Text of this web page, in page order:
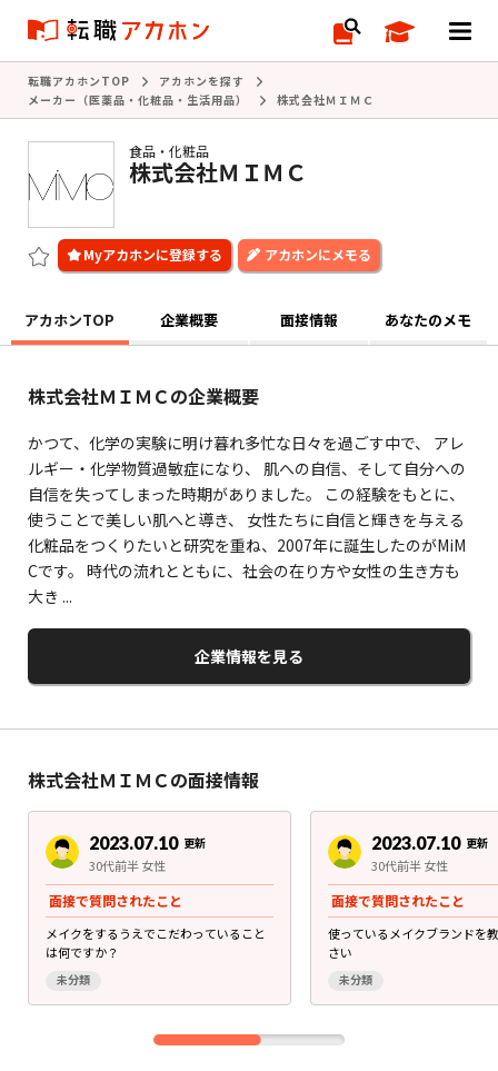
転職アカホンTOP
アカホンを探す
メーカー（医薬品・化粧品・生活用品）
株式会社ＭＩＭＣ
食品・化粧品
株式会社ＭＩＭＣ
アカホンにメモる
アカホンTOP 企業概要 面接情報 あなたのメモ
株式会社ＭＩＭＣの企業概要
かつて、化学の実験に明け暮れ多忙な日々を過ごす中で、 アレ
ルギー・化学物質過敏症になり、 肌への自信、そして自分への
自信を失ってしまった時期がありました。 この経験をもとに、
使うことで美しい肌へと導き、 女性たちに自信と輝きを与える
化粧品をつくりたいと研究を重ね、2007年に誕生したのがMiM
Cです。 時代の流れとともに、社会の在り方や女性の生き方も
大き ...
企業情報を見る
株式会社ＭＩＭＣの面接情報
2023.07.10 更新
30代前半 女性
面接で質問されたこと
メイクをするうえでこだわっていること
は何ですか？
未分類
2023.07.10 更新
30代前半 女性
面接で質問されたこと
使っているメイクブランドを
さい
未分類